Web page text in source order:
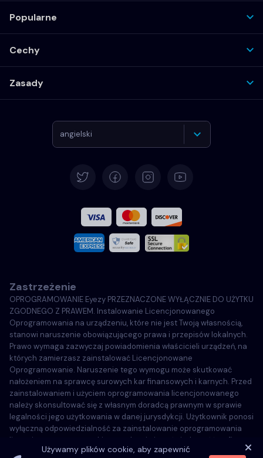
Używamy plików cookie, aby zapewnić
Popularne
Cechy
Zasady
angielski
Français
Włoski
Português
Türkçe
Polski
Zastrzeżenie
OPROGRAMOWANIE Eyezy PRZEZNACZONE WYŁĄCZNIE DO UŻYTKU
ZGODNEGO Z PRAWEM. Instalowanie Licencjonowanego
Oprogramowania na urządzeniu, które nie jest Twoją własnością,
stanowi naruszenie obowiązującego prawa i przepisów lokalnych.
Prawo wymaga zazwyczaj powiadomienia właścicieli urządzeń, na
których zamierzasz zainstalować Licencjonowane
Oprogramowanie. Naruszenie tego wymogu może skutkować
nałożeniem na sprawcę surowych kar finansowych i karnych. Przed
zainstalowaniem i użyciem oprogramowania licencjonowanego
należy skonsultować się z własnym doradcą prawnym w sprawie
legalności jego użytkowania w danej jurysdykcji. Użytkownik ponosi
wyłączną odpowiedzialność za zainstalowanie oprogramowania
licencjonowanego na takim urządzeniu i ma świadomość, że firma
Eyezy nie może zostać pociągnięta do odpowiedzialności.